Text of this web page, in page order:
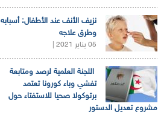
نزيف الأنف عند الأطفال: أسبابه
وطرق علاجه
05 يناير 2021 |
اللجنة العلمية لرصد ومتابعة
تفشي وباء كورونا تعتمد
برتوكولا صحيا للاستفتاء حول
مشروع تعديل الدستور